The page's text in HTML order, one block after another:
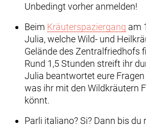
Unbedingt vorher anmelden!
Beim Kräuterspaziergang am
Julia, welche Wild- und
Gelände des Zentralfriedhofs
Rund 1,5 Stunden streift ihr
Julia beantwortet eure
was ihr mit den Wildkräutern
könnt.
Parli italiano? Si? Dann bis du